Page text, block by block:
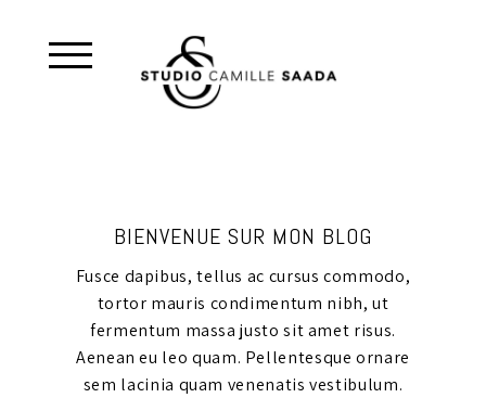
BIENVENUE SUR MON BLOG
Fusce dapibus, tellus ac cursus commodo,
tortor mauris condimentum nibh, ut
fermentum massa justo sit amet risus.
Aenean eu leo quam. Pellentesque ornare
sem lacinia quam venenatis vestibulum.